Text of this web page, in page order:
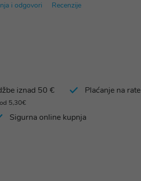
i odgovori Recenzije
iznad 50 €
5,30€
Plaćanje na rate
Sigurna online kupnja